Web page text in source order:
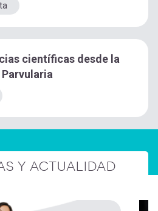
científicas desde la
Y ACTUALIDAD